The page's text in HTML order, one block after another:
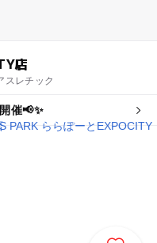
店
スレチック
催📢✨